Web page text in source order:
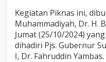
p
e
t
i
s
i
Kegiatan Piknas ini,
Muhammadiyah, Dr. H.
Jumat (25/10/2024)
dihadiri Pjs. Gubernur
I, Dr. Fahruddin Yambas.